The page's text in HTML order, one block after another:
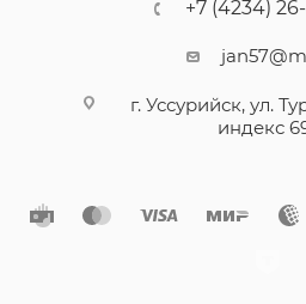
+7 (4234)
г. Уссурийск, ул.
индекс